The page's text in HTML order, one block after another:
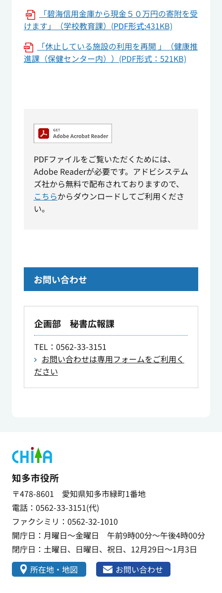
「碧海信用金庫から現金５０万円の寄附を受
けます」（学校教育課）(PDF形式:431KB)
「休止している施設の利用を再開 」（健康推
進課（保健センター内））(PDF形式：521KB)
PDFファイルをご覧いただくためには、
Adobe Readerが必要です。アドビシステム
ズ社から無料で配布されておりますので、
こちらからダウンロードしてご利用くださ
い。
お問い合わせ
企画部 秘書広報課
TEL：0562-33-3151
お問い合わせは専用フォームをご利用く
ださい
知多市役所
〒478-8601 愛知県知多市緑町1番地
電話：0562-33-3151(代)
ファクシミリ：0562-32-1010
開庁日：月曜日～金曜日 午前9時00分～午後4時00分
閉庁日：土曜日、日曜日、祝日、12月29日～1月3日
所在地・地図
お問い合わせ